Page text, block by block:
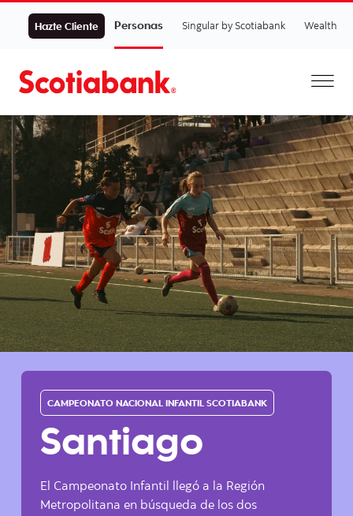
Hazte Cliente Personas Singular by Scotiabank Wealth
CAMPEONATO NACIONAL INFANTIL SCOTIABANK
Santiago
El Campeonato Infantil llegó a la Región
Metropolitana en búsqueda de los dos